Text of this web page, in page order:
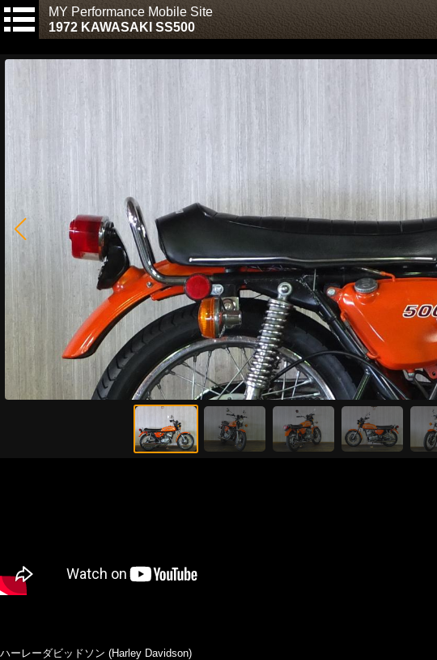
MY Performance Mobile Site
1972 KAWASAKI SS500
ハーレーダビッドソン (Harley Davidson)